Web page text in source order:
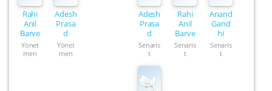
Rahi
Anil
Barve
Yönet
men
Adesh
Prasa
d
Yönet
men
Adesh
Prasa
d
Senaris
t
Rahi
Anil
Barve
Senaris
t
Anand
Gand
hi
Senaris
t